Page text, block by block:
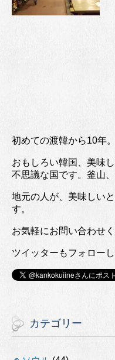
初めての渡韓から10年。
おもしろい韓国、美味
不思議な国です。釜山
地元の人が、美味しい
す。
お気軽にお問い合わせ
ツイッターもフォローし
カテゴリー